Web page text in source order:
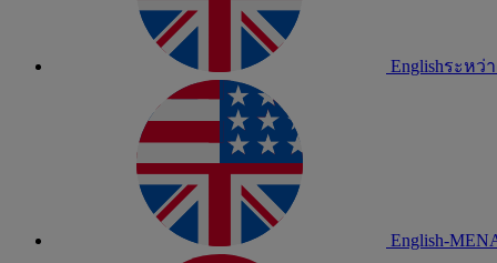
Englishระหว่
English-